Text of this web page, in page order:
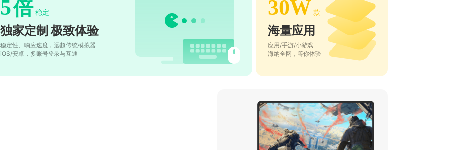
5倍 稳定
独家定制 极致体验
稳定性、响应速度，远超传统模拟器
iOS/安卓，多账号登录与互通
30W 款
海量应用
应用/手游/小游戏
海纳全网，等你体验